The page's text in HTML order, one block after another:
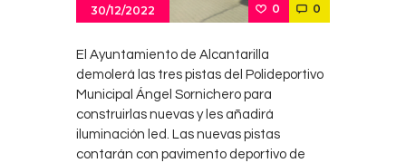
30/12/2022 0 0
El Ayuntamiento de Alcantarilla
demolerá las tres pistas del Polideportivo
Municipal Ángel Sornichero para
construirlas nuevas y les añadirá
iluminación led. Las nuevas pistas
contarán con pavimento deportivo de